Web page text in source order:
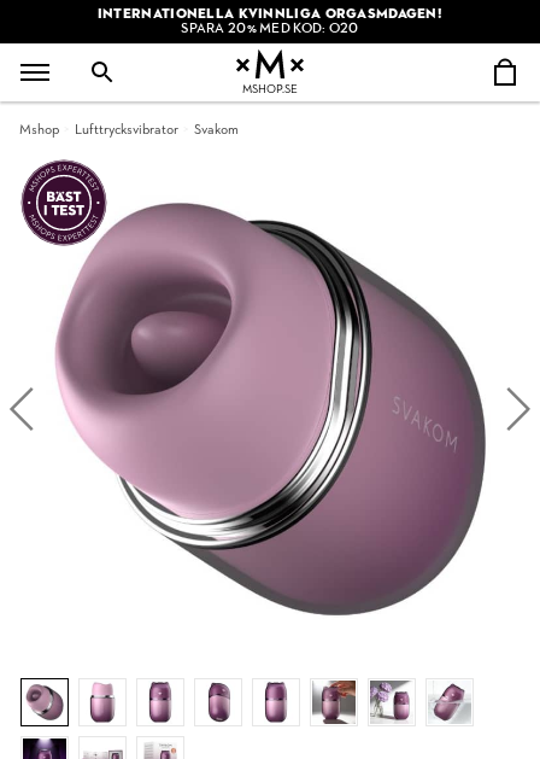
INTERNATIONELLA KVINNLIGA ORGASMDAGEN!
SPARA 20% MED KOD: O20
MSHOP.SE
Mshop Lufttrycksvibrator Svakom